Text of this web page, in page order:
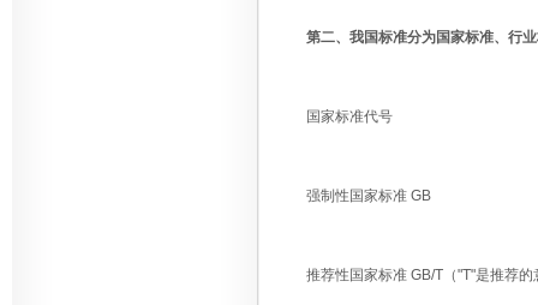
第二、我国标准分为国家标准、行
国家标准代号
强制性国家标准 GB
推荐性国家标准 GB/T（"T"是推荐的